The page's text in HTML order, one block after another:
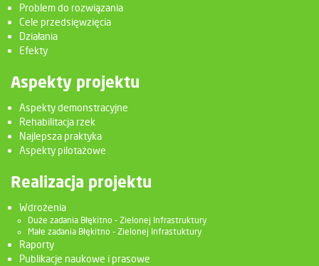
Problem do rozwiązania
Cele przedsięwzięcia
Działania
Efekty
Aspekty projektu
Aspekty demonstracyjne
Rehabilitacja rzek
Najlepsza praktyka
Aspekty pilotażowe
Realizacja projektu
Wdrożenia
Duże zadania Błękitno - Zielonej Infrastruktury
Małe zadania Błękitno - Zielonej Infrastuktury
Raporty
Publikacje naukowe i prasowe